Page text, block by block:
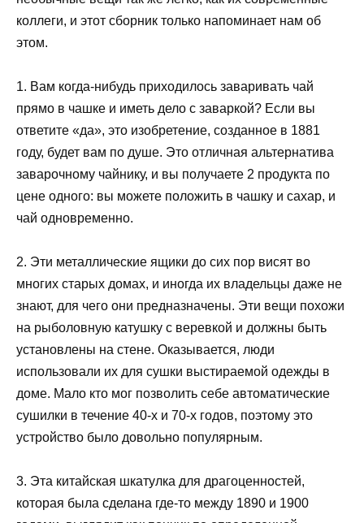
коллеги, и этот сборник только напоминает нам об
этом.
1. Вам когда-нибудь приходилось заваривать чай
прямо в чашке и иметь дело с заваркой? Если вы
ответите «да», это изобретение, созданное в 1881
году, будет вам по душе. Это отличная альтернатива
заварочному чайнику, и вы получаете 2 продукта по
цене одного: вы можете положить в чашку и сахар, и
чай одновременно.
2. Эти металлические ящики до сих пор висят во
многих старых домах, и иногда их владельцы даже не
знают, для чего они предназначены. Эти вещи похожи
на рыболовную катушку с веревкой и должны быть
установлены на стене. Оказывается, люди
использовали их для сушки выстираемой одежды в
доме. Мало кто мог позволить себе автоматические
сушилки в течение 40-х и 70-х годов, поэтому это
устройство было довольно популярным.
3. Эта китайская шкатулка для драгоценностей,
которая была сделана где-то между 1890 и 1900